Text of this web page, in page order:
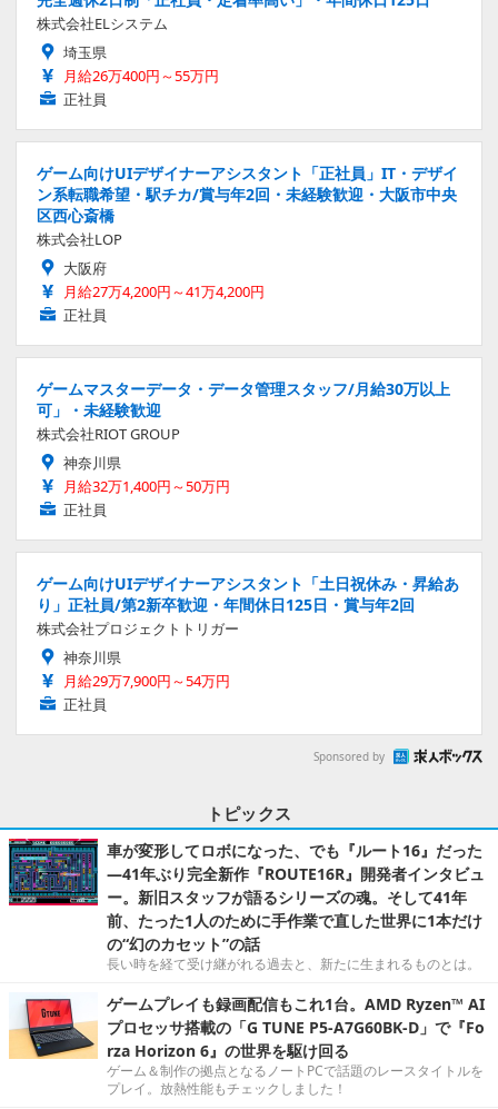
株式会社ELシステム
埼玉県
月給26万400円～55万円
正社員
ゲーム向けUIデザイナーアシスタント「正社員」IT・デザイ
ン系転職希望・駅チカ/賞与年2回・未経験歓迎・大阪市中央
区西心斎橋
株式会社LOP
大阪府
月給27万4,200円～41万4,200円
正社員
ゲームマスターデータ・データ管理スタッフ/月給30万以上
可」・未経験歓迎
株式会社RIOT GROUP
神奈川県
月給32万1,400円～50万円
正社員
ゲーム向けUIデザイナーアシスタント「土日祝休み・昇給あ
り」正社員/第2新卒歓迎・年間休日125日・賞与年2回
株式会社プロジェクトトリガー
神奈川県
月給29万7,900円～54万円
正社員
Sponsored by
トピックス
車が変形してロボになった、でも『ルート16』だった
―41年ぶり完全新作『ROUTE16R』開発者インタビュ
ー。新旧スタッフが語るシリーズの魂。そして41年
前、たった1人のために手作業で直した世界に1本だけ
の“幻のカセット”の話
長い時を経て受け継がれる過去と、新たに生まれるものとは。
ゲームプレイも録画配信もこれ1台。AMD Ryzen™ AI
プロセッサ搭載の「G TUNE P5-A7G60BK-D」で『Fo
rza Horizon 6』の世界を駆け回る
ゲーム＆制作の拠点となるノートPCで話題のレースタイトルを
プレイ。放熱性能もチェックしました！